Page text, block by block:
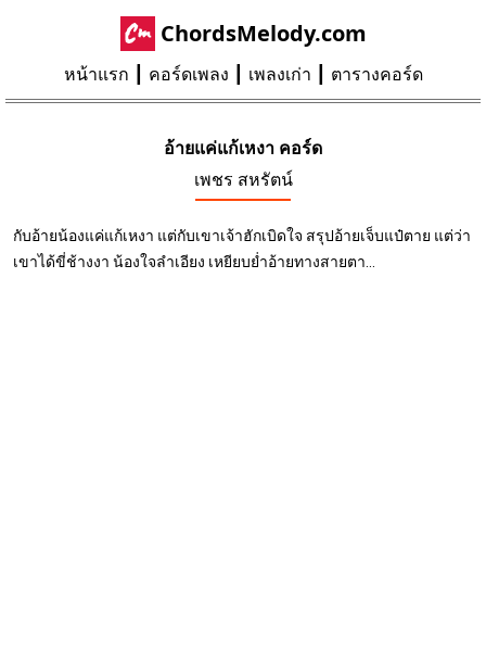
ChordsMelody.com
หน้าแรก คอร์ดเพลง เพลงเก่า ตารางคอร์ด
อ้ายแค่แก้เหงา คอร์ด
เพชร สหรัตน์
กับอ้ายน้องแค่แก้เหงา แต่กับเขาเจ้าฮักเบิดใจ สรุปอ้ายเจ็บแป๋ตาย แต่ว่า
เขาได้ขี่ช้างงา น้องใจลำเอียง เหยียบย่ำอ้ายทางสายตา...